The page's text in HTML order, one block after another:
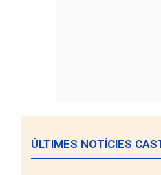
ÚLTIMES NOTÍCIES